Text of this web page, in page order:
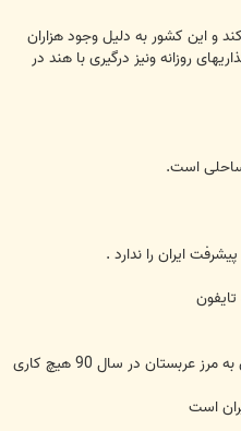
و این کشور به دلیل وجود هزاران
روزانه ونیز درگیری با هند در
است.
ایران را ندارد .
نیروی زمینی ضعیف:در مقابل حمله عراق به مرز عربستان در سال 90 هیچ کاری
است